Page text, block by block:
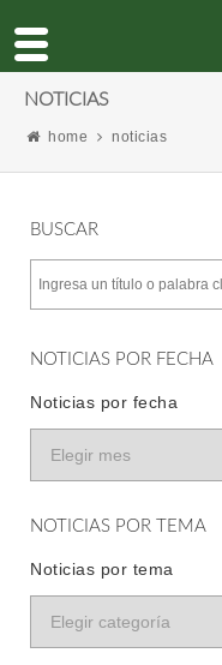
NOTICIAS
home noticias
BUSCAR
NOTICIAS POR FECHA
Noticias por fecha
NOTICIAS POR TEMA
Noticias por tema